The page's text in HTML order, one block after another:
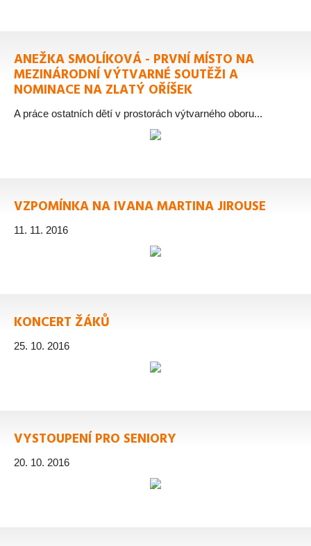
ANEŽKA SMOLÍKOVÁ - PRVNÍ MÍSTO NA
MEZINÁRODNÍ VÝTVARNÉ SOUTĚŽI A
NOMINACE NA ZLATÝ OŘÍŠEK
A práce ostatních dětí v prostorách výtvarného oboru...
VZPOMÍNKA NA IVANA MARTINA JIROUSE
11. 11. 2016
KONCERT ŽÁKŮ
25. 10. 2016
VYSTOUPENÍ PRO SENIORY
20. 10. 2016